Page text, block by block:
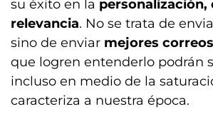
su éxito en la personalización,
relevancia. No se trata de
sino de enviar mejores correos
que logren entenderlo podrán
incluso en medio de la
caracteriza a nuestra época.